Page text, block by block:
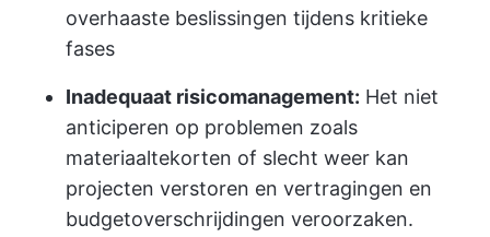
overhaaste beslissingen tijdens kritieke
fases
Inadequaat risicomanagement: Het niet
anticiperen op problemen zoals
materiaaltekorten of slecht weer kan
projecten verstoren en vertragingen en
budgetoverschrijdingen veroorzaken.